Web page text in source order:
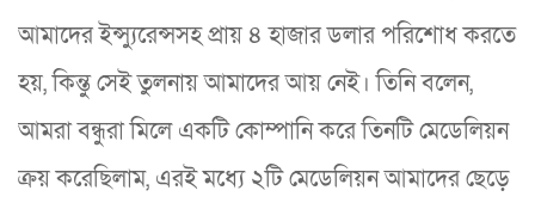
আমাদের ইন্স্যুরেন্সসহ প্রায় ৪ হাজার ডলার পরিশোধ করতে
হয়, কিন্তু সেই তুলনায় আমাদের আয় নেই। তিনি বলেন,
আমরা বন্ধুরা মিলে একটি কোম্পানি করে তিনটি মেডেলিয়ন
ক্রয় করেছিলাম, এরই মধ্যে ২টি মেডেলিয়ন আমাদের ছেড়ে